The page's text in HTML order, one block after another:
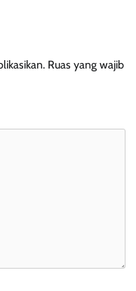
Ruas yang wajib